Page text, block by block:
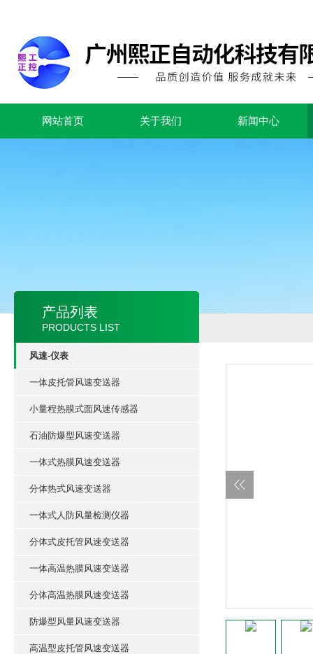
网站首页 关于我们 新闻中心
产品列表
PRODUCTS LIST
风速-仪表
一体皮托管风速变送器
小量程热膜式面风速传感器
石油防爆型风速变送器
一体式热膜风速变送器
分体热式风速变送器
一体式人防风量检测仪器
分体式皮托管风速变送器
一体高温热膜风速变送器
分体高温热膜风速变送器
防爆型风量风速变送器
高温型皮托管风速变送器